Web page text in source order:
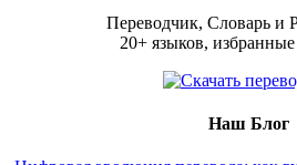
Переводчик, Словарь и
20+ языков,
Наш Блог